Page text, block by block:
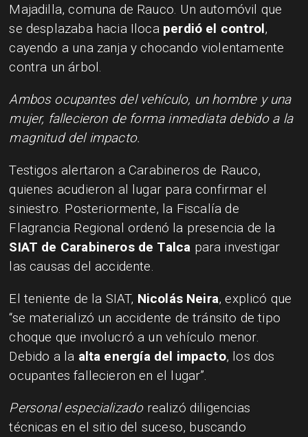
Majadilla, comuna de Rauco. Un automóvil que
se desplazaba hacia Iloca perdió el control,
cayendo a una zanja y chocando violentamente
contra un árbol.
Ambos ocupantes del vehículo, un hombre y una
mujer, fallecieron de forma inmediata debido a la
magnitud del impacto.
Testigos alertaron a Carabineros de Rauco,
quienes acudieron al lugar para confirmar el
siniestro. Posteriormente, la Fiscalía de
Flagrancia Regional ordenó la presencia de la
SIAT de Carabineros de Talca para investigar
las causas del accidente.
El teniente de la SIAT, Nicolás Neira, explicó que
“se materializó un accidente de tránsito de tipo
choque que involucró a un vehículo menor.
Debido a la alta energía del impacto, los dos
ocupantes fallecieron en el lugar”.
Personal especializadorealizó diligencias
técnicas en el sitio del suceso, buscando